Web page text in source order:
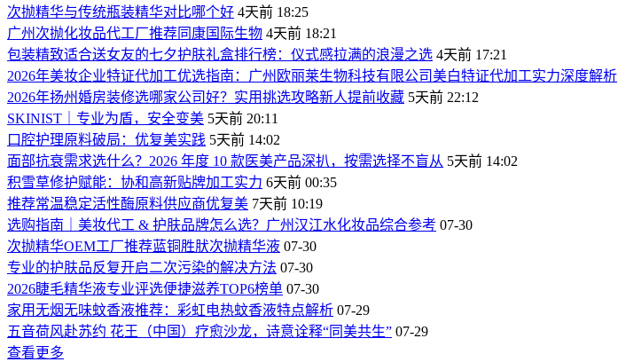
次抛精华与传统瓶装精华对比哪个好 4天前 18:25
广州次抛化妆品代工厂推荐同康国际生物 4天前 18:21
包装精致适合送女友的七夕护肤礼盒排行榜：仪式感拉满的浪漫之选 4天前 17:21
2026年美妆企业特证代加工优选指南：广州欧丽莱生物科技有限公司美白特证代加工实力深度解析
2026年扬州婚房装修选哪家公司好？实用挑选攻略新人提前收藏 5天前 22:12
SKINIST｜专业为盾，安全变美 5天前 20:11
口腔护理原料破局：优复美实践 5天前 14:02
面部抗衰需求选什么？2026 年度 10 款医美产品深扒，按需选择不盲从 5天前 14:02
积雪草修护赋能：协和高新贴牌加工实力 6天前 00:35
推荐常温稳定活性酶原料供应商优复美 7天前 10:19
选购指南｜美妆代工 & 护肤品牌怎么选？广州汉江水化妆品综合参考 07-30
次抛精华OEM工厂推荐蓝铜胜肰次抛精华液 07-30
专业的护肤品反复开启二次污染的解决方法 07-30
2026睫毛精华液专业评选便捷滋养TOP6榜单 07-30
家用无烟无味蚊香液推荐：彩虹电热蚊香液特点解析 07-29
五音荷风赴苏约 花王（中国）疗愈沙龙，诗意诠释“同美共生” 07-29
查看更多